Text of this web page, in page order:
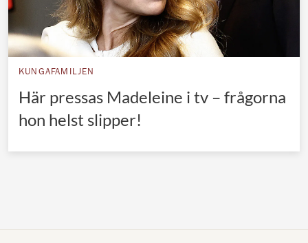
Japanska kejsarhuset
Thailändska kungahuset
Marockanska kungahuset
KUNGAFAMILJEN
Här pressas Madeleine i tv – frågorna
hon helst slipper!